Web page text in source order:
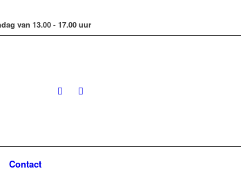
van 13.00 - 17.00 uur
Contact